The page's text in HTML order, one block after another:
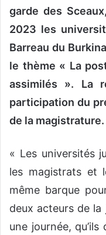
garde des
2023 les
Barreau du
le thème « La
assimilés ». La
participation du
de la magistrature.
« Les universités
les magistrats et
même barque
deux acteurs de
une journée, qu’ils